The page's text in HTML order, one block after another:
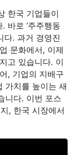
한국 기업들이
바로 ‘주주행동
다. 과거 경영진
문화에서, 이제
고 있습니다. 이
, 기업의 지배구
가치를 높이는 새
니다. 이번 포스
, 한국 시장에서